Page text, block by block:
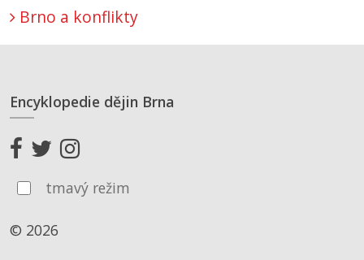
Brno a konflikty
Encyklopedie dějin Brna
tmavý režim
© 2026